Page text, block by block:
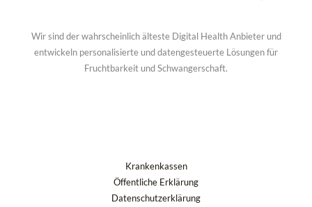
Wir sind der wahrscheinlich älteste Digital Health Anbieter und
entwickeln personalisierte und datengesteuerte Lösungen für
Fruchtbarkeit und Schwangerschaft.
Krankenkassen
Öffentliche Erklärung
Datenschutzerklärung